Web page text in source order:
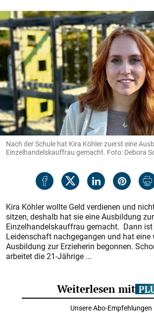
Nach der Schule hat Kira Köhler zuerst eine
Einzelhandelskauffrau gemacht. Foto: Debora
Kira Köhler wollte Geld verdienen und
sitzen, deshalb hat sie eine Ausbildung zur
Einzelhandelskauffrau gemacht. Dann ist
Leidenschaft nachgegangen und hat eine
Ausbildung zur Erzieherin begonnen.
arbeitet die 21-Jährige ...